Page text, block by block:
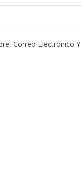
Correo Electrónico